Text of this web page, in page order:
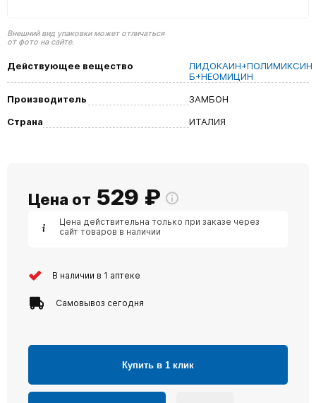
Внешний вид упаковки может отличаться
от фото на сайте.
Действующее вещество
ЛИДОКАИН+ПОЛИМИКСИН
Б+НЕОМИЦИН
Производитель
ЗАМБОН
Страна
ИТАЛИЯ
Цена от 529 ₽
Цена действительна только при заказе через
сайт товаров в наличии
В наличии в 1 аптеке
Самовывоз сегодня
Купить в 1 клик